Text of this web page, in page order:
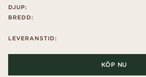
DJUP:
BREDD:
LEVERANSTID:
KÖP NU